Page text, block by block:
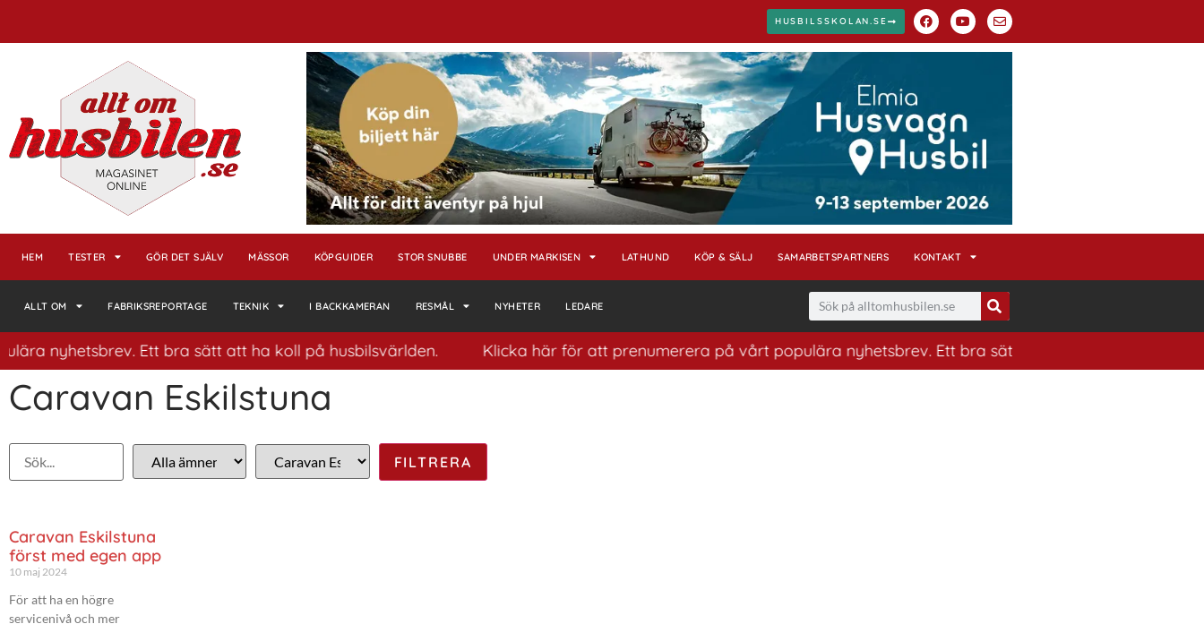
HUSBILSSKOLAN.SE
HEM TESTER GÖR DET SJÄLV MÄSSOR KÖPGUIDER STOR SNUBBE UNDER MARKISEN LATHUND KÖP & SÄLJ SAMARBETSPARTNERS KONTAKT
ALLT OM FABRIKSREPORTAGE TEKNIK I BACKKAMERAN RESMÅL NYHETER LEDARE
Ett bra sätt att ha koll på husbilsvärlden. Klicka här för att prenumerera på vårt populära nyhetsbrev. Ett bra sätt att ha koll på husbilsvärlden.
Caravan Eskilstuna
Caravan Eskilstuna
först med egen app
10 maj 2024
För att ha en högre
servicenivå och mer